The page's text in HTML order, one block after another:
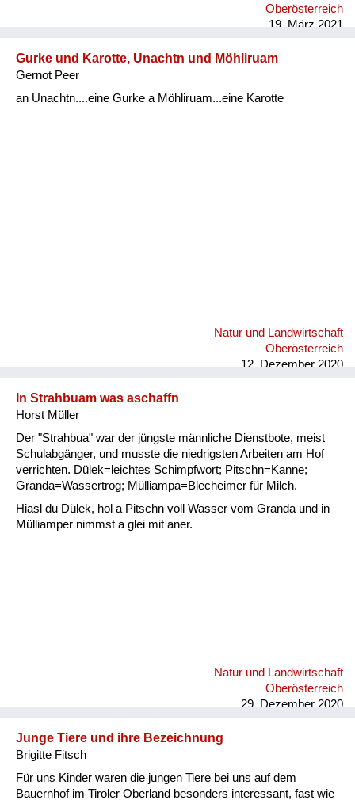
Oberösterreich
19. März 2021
Gurke und Karotte, Unachtn und Möhliruam
Gernot Peer
an Unachtn....eine Gurke a Möhliruam...eine Karotte
Natur und Landwirtschaft
Oberösterreich
12. Dezember 2020
In Strahbuam was aschaffn
Horst Müller
Der "Strahbua" war der jüngste männliche Dienstbote, meist
Schulabgänger, und musste die niedrigsten Arbeiten am Hof
verrichten. Dülek=leichtes Schimpfwort; Pitschn=Kanne;
Granda=Wassertrog; Mülliampa=Blecheimer für Milch.
Hiasl du Dülek, hol a Pitschn voll Wasser vom Granda und in
Mülliamper nimmst a glei mit aner.
Natur und Landwirtschaft
Oberösterreich
29. Dezember 2020
Junge Tiere und ihre Bezeichnung
Brigitte Fitsch
Für uns Kinder waren die jungen Tiere bei uns auf dem
Bauernhof im Tiroler Oberland besonders interessant, fast wie